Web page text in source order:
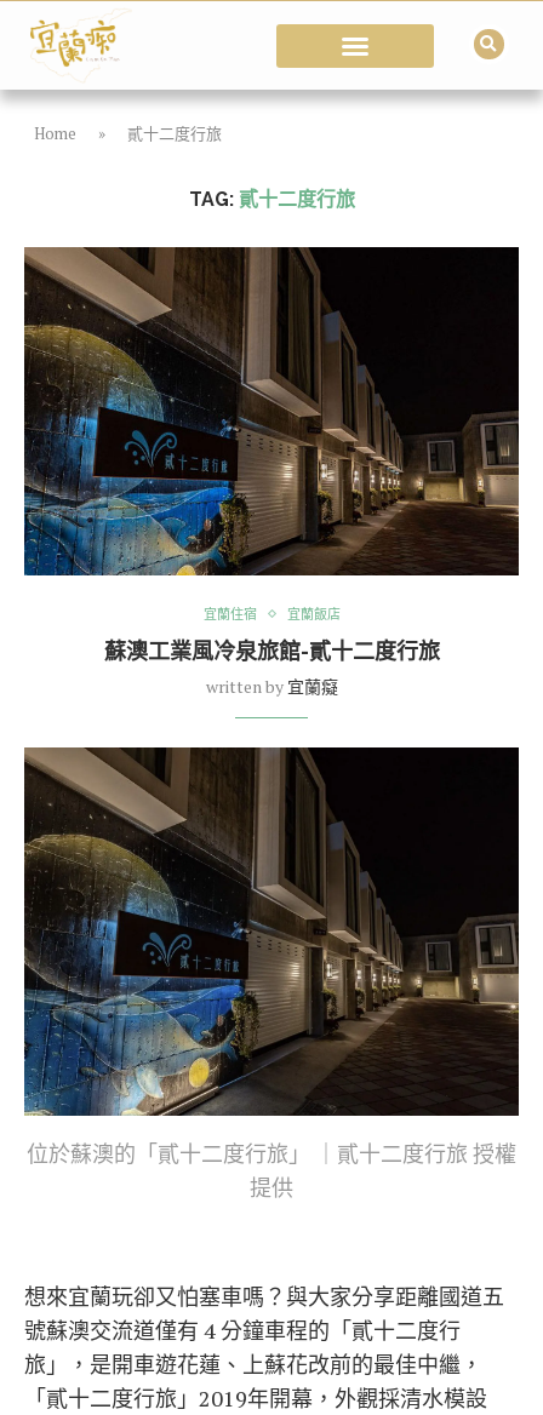
Home » 貳十二度行旅
TAG: 貳十二度行旅
宜蘭住宿 宜蘭飯店
蘇澳工業風冷泉旅館-貳十二度行旅
written by 宜蘭癡
位於蘇澳的「貳十二度行旅」 ｜貳十二度行旅 授權
提供
想來宜蘭玩卻又怕塞車嗎 ？與大家分享距離國道五
號蘇澳交流道僅有 4 分鐘車程的 「貳十二度行
旅 」
，是開車遊花蓮、上蘇花改前的最佳中繼，
「貳十二度行旅 」 2019年開幕，外觀採清水模設